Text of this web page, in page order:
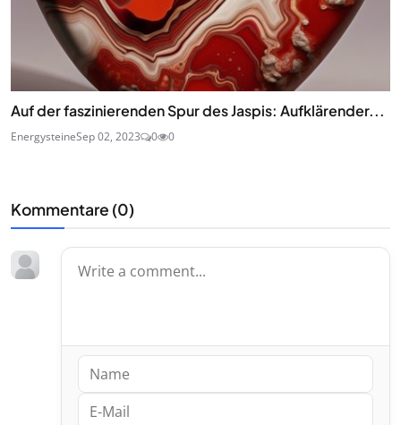
Auf der faszinierenden Spur des Jaspis: Aufklärender...
EnergysteineSep 02, 2023 0 0
Kommentare (0)